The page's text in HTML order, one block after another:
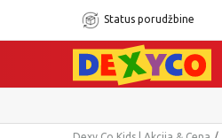
Status porudžbine